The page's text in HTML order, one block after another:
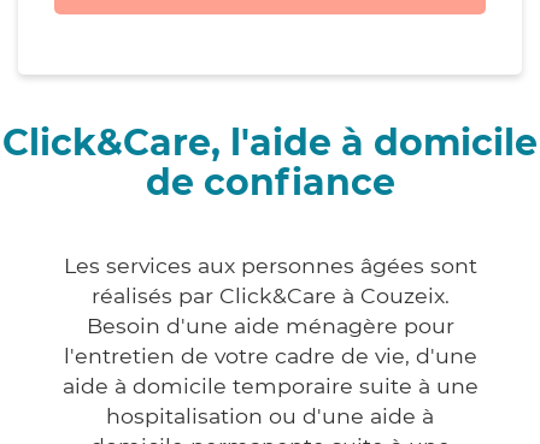
Click&Care, l'aide à domicile
de confiance
Les services aux personnes âgées sont
réalisés par Click&Care à Couzeix.
Besoin d'une aide ménagère pour
l'entretien de votre cadre de vie, d'une
aide à domicile temporaire suite à une
hospitalisation ou d'une aide à